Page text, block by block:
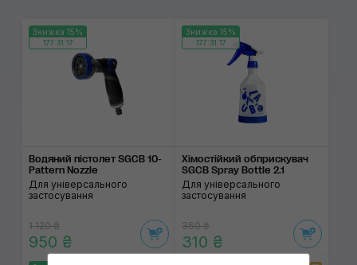
Знижка 15%
177:31:17
Водяний пістолет SGCB 10-
Pattern Nozzle
Для універсального
застосування
1 120 ₴
950 ₴
Знижка 15%
177:31:17
Хімостійкий обприску­вач
SGCB Spray Bottle 2.1
Для універсального
застосування
360 ₴
310 ₴